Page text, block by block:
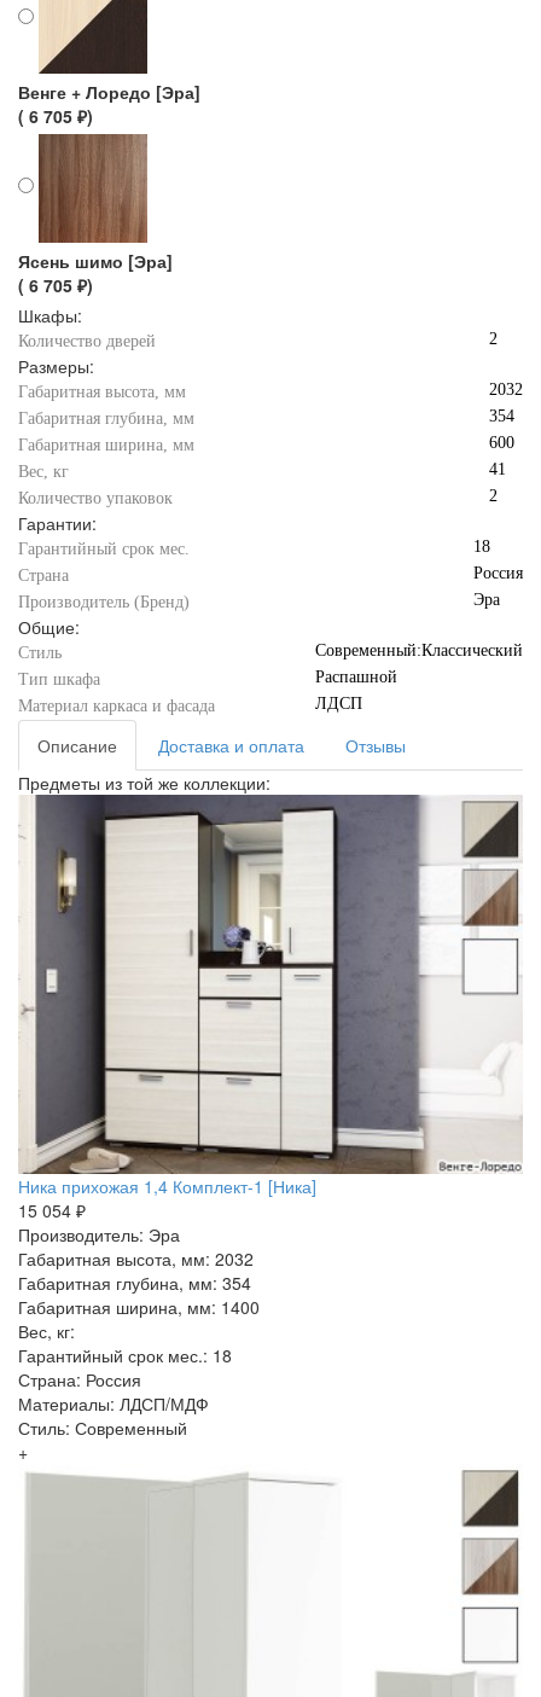
Венге + Лоредо [Эра]
( 6 705 ₽)
Ясень шимо [Эра]
( 6 705 ₽)
Шкафы:
Количество дверей 2
Размеры:
Габаритная высота, мм
2032
Габаритная глубина, мм
354
Габаритная ширина, мм
600
Вес, кг
41
Количество упаковок
2
Гарантии:
Гарантийный срок мес.
18
Страна
Россия
Производитель (Бренд)
Эра
Общие:
Стиль
Современный:Классический
Тип шкафа
Распашной
Материал каркаса и фасада
ЛДСП
Описание Доставка и оплата
Отзывы
Предметы из той же коллекции:
Ника прихожая 1,4 Комплект-1 [Ника]
15 054 ₽
Производитель: Эра
Габаритная высота, мм: 2032
Габаритная глубина, мм: 354
Габаритная ширина, мм: 1400
Вес, кг:
Гарантийный срок мес.: 18
Страна: Россия
Материалы: ЛДСП/МДФ
Стиль: Современный
+